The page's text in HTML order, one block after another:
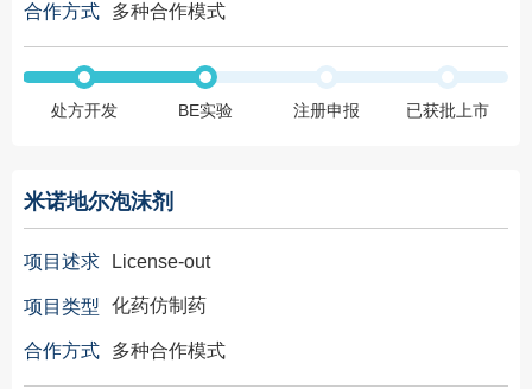
合作方式 多种合作模式
处方开发 BE实验 注册申报 已获批上市
米诺地尔泡沫剂
项目述求 License-out
项目类型 化药仿制药
合作方式 多种合作模式